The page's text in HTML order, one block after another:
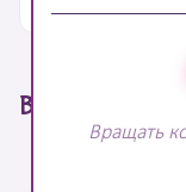
Вращать
Вы смотрели